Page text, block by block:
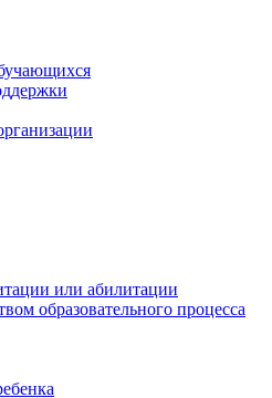
или абилитации
образовательного процесса